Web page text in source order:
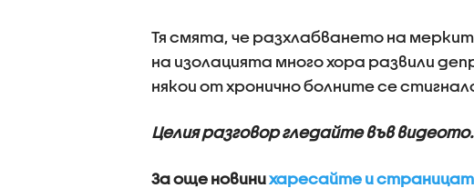
Тя смята, че разхлабването на
на изолацията много хора развили
някои от хронично болните се
Целия разговор гледайте във видеото.
За още новинихаресайте и